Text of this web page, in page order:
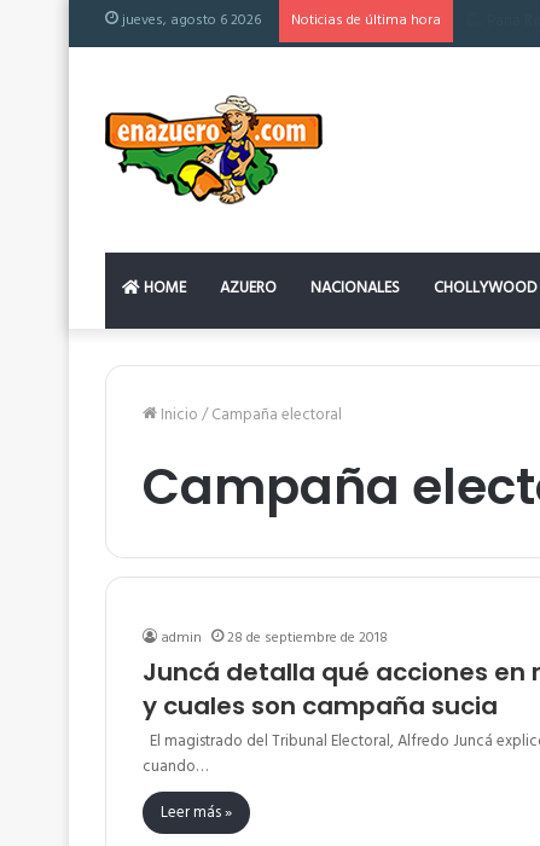
jueves, agosto 6 2026 Noticias de última hora
HOME AZUERO NACIONALES CHOLLYWOOD
Inicio/Campaña electoral
Campaña
admin 28 de septiembre de 2018
Juncá detalla qué acciones en
y cuales son campaña sucia
El magistrado del Tribunal Electoral, Alfredo Juncá
cuando…
Leer más »